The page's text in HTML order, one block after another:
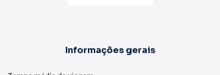
Informações gerais